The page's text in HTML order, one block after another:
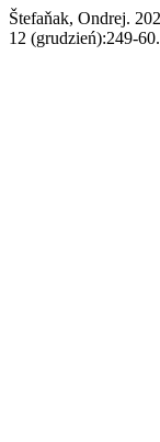
Štefaňak, Ondrej.
12 (grudzień):249-